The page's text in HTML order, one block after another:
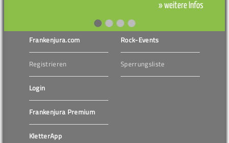
» weitere Infos
Frankenjura.com
Registrieren
Login
Frankenjura Premium
KletterApp
Rock-Events
Sperrungsliste